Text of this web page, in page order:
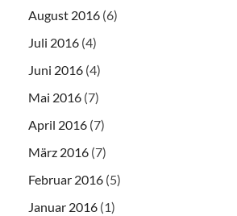
August 2016 (6)
Juli 2016 (4)
Juni 2016 (4)
Mai 2016 (7)
April 2016 (7)
März 2016 (7)
Februar 2016 (5)
Januar 2016 (1)